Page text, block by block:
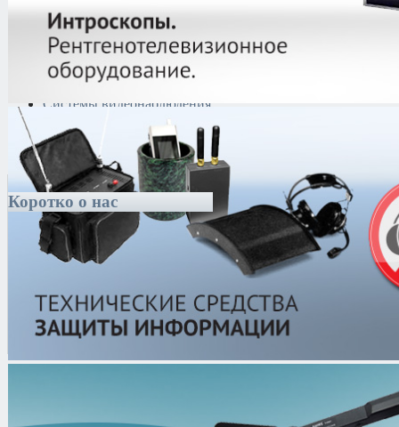
Металлодетекторы
Полиграфы
Противокражные системы
Рации и Аксессуары
Переговорные устройства
Системы видеонаблюдения
оборудование
Контроль доступа
Коротко о нас
Группа компаний Спецтех основана в 2005 году,
компания включает в себя ряд производственных и
коммерческих фирм, которые представлены на
территории России и бывшего СНГ как интегратор
Мы разработали для Вас максимально эффективные
и недорогие решения! Компания работает напрямую с
производителями. Всё поставляемое оборудование
сертифицировано.